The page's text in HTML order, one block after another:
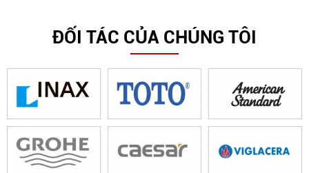
ĐỐI TÁC CỦA CHÚNG TÔI